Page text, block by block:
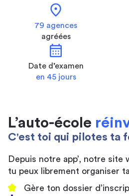
location_on
79 agences
agréées
calendar_month
Date d’examen
en 45 jours
L’auto-école
C'est toi qui pilotes ta
Depuis notre app’, notre site
tu peux librement organiser
Gère ton dossier